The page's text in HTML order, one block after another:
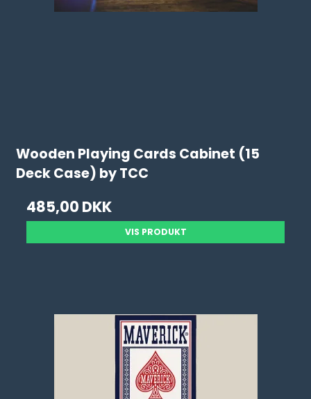
Wooden Playing Cards Cabinet (15
Deck Case) by TCC
485,00 DKK
VIS PRODUKT